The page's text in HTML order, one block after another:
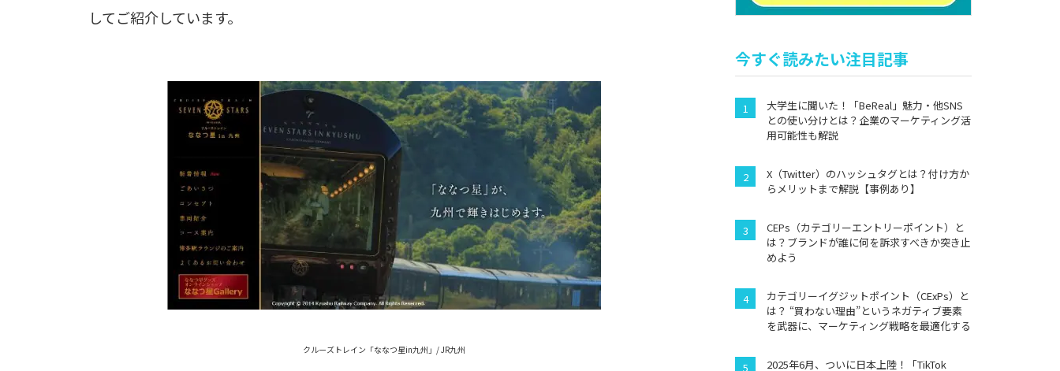
してご紹介しています。
クルーズトレイン「ななつ星in九州」/ JR九州
今すぐ読みたい注目記事
大学生に聞いた！「BeReal」魅力・他SNS
との使い分けとは？企業のマーケティング活
用可能性も解説
X（Twitter）のハッシュタグとは？付け方か
らメリットまで解説【事例あり】
CEPs（カテゴリーエントリーポイント）と
は？ブランドが誰に何を訴求すべきか突き止
めよう
カテゴリーイグジットポイント（CExPs）と
は？ “買わない理由”というネガティブ要素
を武器に、マーケティング戦略を最適化する
2025年6月、ついに日本上陸！「TikTok